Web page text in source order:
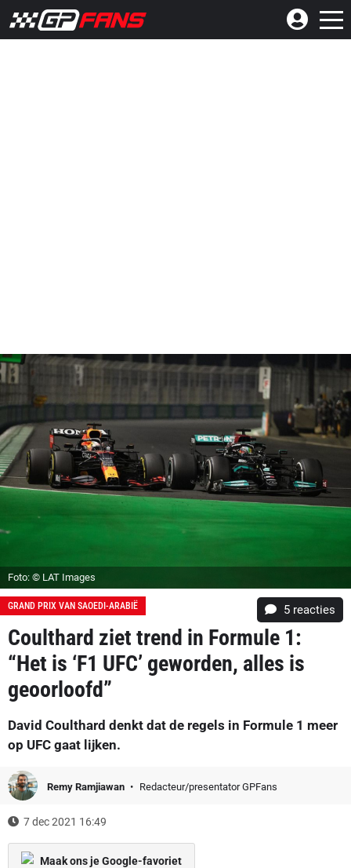
Foto: © LAT Images
GRAND PRIX VAN SAOEDI-ARABIË 5 reacties
Coulthard ziet trend in Formule 1:
“Het is ‘F1 UFC’ geworden, alles is
geoorloofd”
David Coulthard denkt dat de regels in Formule 1 meer
op UFC gaat lijken.
Remy Ramjiawan Redacteur/presentator GPFans
7 dec 2021 16:49
Maak ons je Google-favoriet